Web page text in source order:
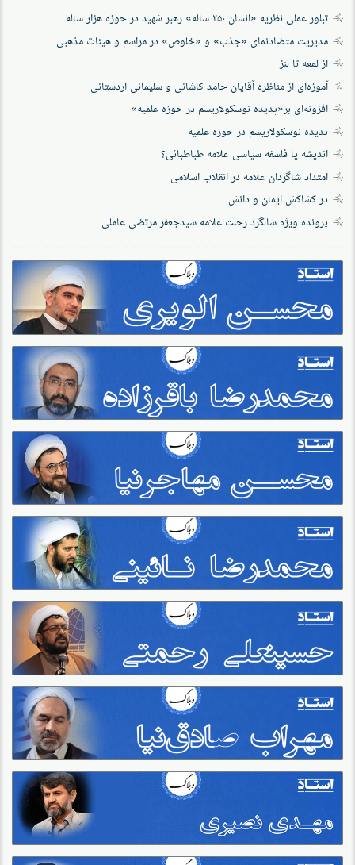
تبلور عملی نظریه «انسان ۲۵۰ ساله» رهبر شهید در حوزه هزار ساله
مدیریت متضادنمای «جذب» و «خلوص» در مراسم و هیئات مذهبی
از لمعه تا لنز
آموزه‌ای از مناظره آقایان حامد کاشانی و سلیمانی اردستانی
افزونه‌ای بر«پدیده نوسکولاریسم در حوزه‌ علمیه»
پدیده نوسکولاریسم در حوزه علمیه
اندیشه یا فلسفه سیاسی علامه طباطبائی؟
امتداد شاگردان علامه در انقلاب اسلامی
در کشاکش ایمان و دانش
پرونده‌ ویژه سالگرد رحلت علامه سیدجعفر مرتضی عاملی